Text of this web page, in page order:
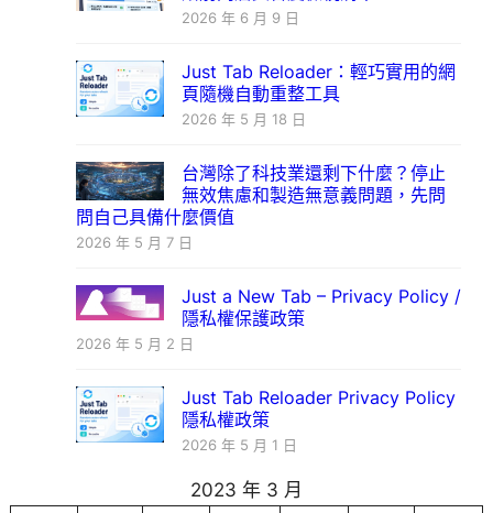
2026 年 6 月 9 日
Just Tab Reloader：輕巧實用的網
頁隨機自動重整工具
2026 年 5 月 18 日
台灣除了科技業還剩下什麼？停止
無效焦慮和製造無意義問題，先問
問自己具備什麼價值
2026 年 5 月 7 日
Just a New Tab – Privacy Policy /
隱私權保護政策
2026 年 5 月 2 日
Just Tab Reloader Privacy Policy
隱私權政策
2026 年 5 月 1 日
2023 年 3 月